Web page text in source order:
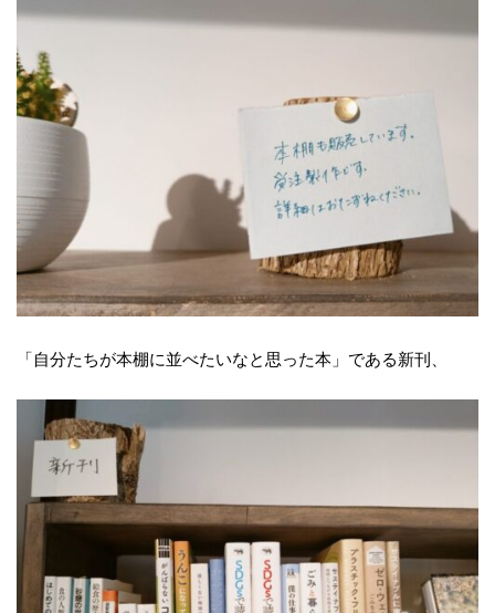
「自分たちが本棚に並べたいなと思った本」である新刊、